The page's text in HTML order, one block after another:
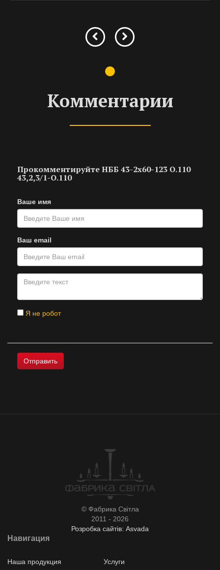
Комментарии
Прокомментируйте НББ 43-2х60-123 О.110
43,2,3/1-О.110
Ваше имя
Ваш email
Я не робот
© Фабрика Світла
2011 - 2026
Розробка сайтів: Asvada
Навигация
Наша продукция Услуги